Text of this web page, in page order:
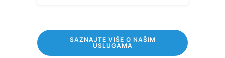
SAZNAJTE VIŠE O NAŠIM
USLUGAMA